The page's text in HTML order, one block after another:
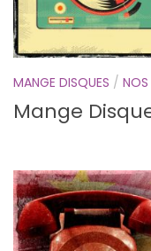
MANGE DISQUES / NOS
Mange